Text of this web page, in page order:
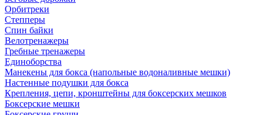
Орбитреки
Степперы
Спин байки
Велотренажеры
Гребные тренажеры
Единоборства
Манекены для бокса (напольные водоналивные мешки)
Настенные подушки для бокса
Крепления, цепи, кронштейны для боксерских мешков
Боксерские мешки